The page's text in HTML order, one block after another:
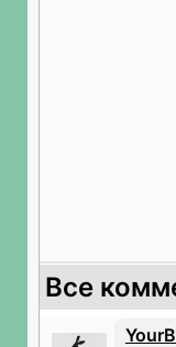
Все